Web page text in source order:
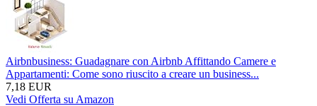
Airbnbusiness: Guadagnare con Airbnb Affittando Camere e
Appartamenti: Come sono riuscito a creare un business...
7,18 EUR
Vedi Offerta su Amazon